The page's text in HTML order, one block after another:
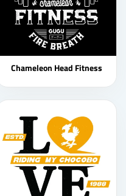
Chameleon Head Fitness